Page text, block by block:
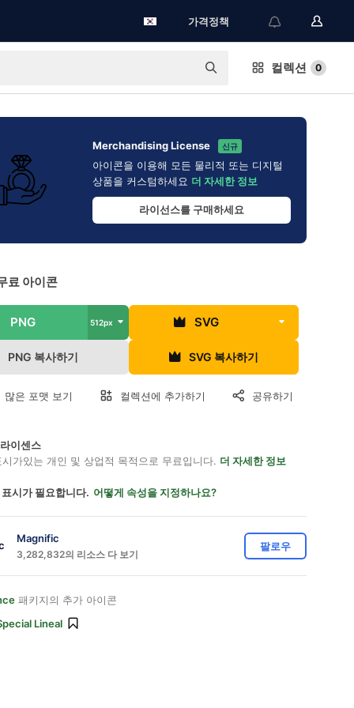
가격정책
컬렉션 0
Merchandising License 신규
아이콘을 이용해 모든 물리적 또는 디지털
상품을 커스텀하세요 더 자세한 정보
라이선스를 구매하세요
료 아이콘
PNG 512px SVG
PNG 복사하기 SVG 복사하기
많은 포맷 보기 컬렉션에 추가하기 공유하기
이센스
가있는 개인 및 상업적 목적으로 무료입니다. 더 자세한 정보
시가 필요합니다. 어떻게 속성을 지정하나요?
Magnific
3,282,832의 리소스 다 보기
팔로우
패키지의 추가 아이콘
Lineal